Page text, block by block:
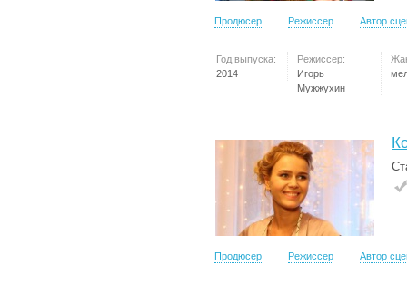
Продюсер Режиссер Автор
Год выпуска:
2014
Режиссер:
Игорь
Мужжухин
Продюсер Режиссер Автор